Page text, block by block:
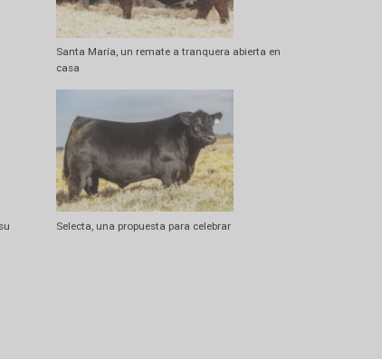
«Con esta base hídrica y un año normal, podemos volver a los altos